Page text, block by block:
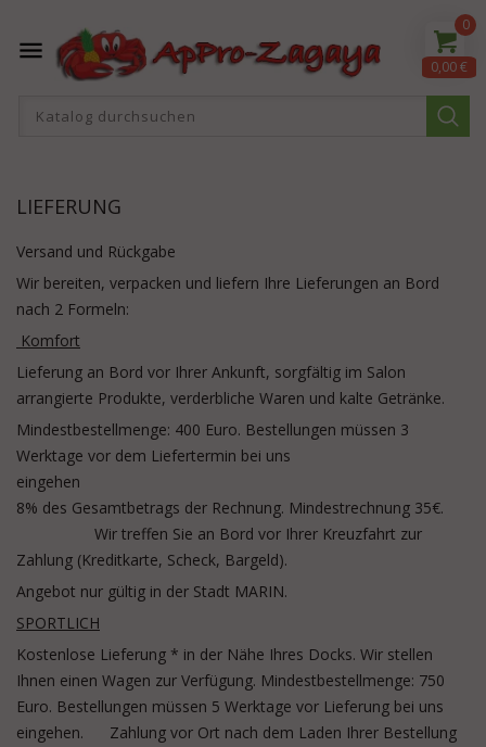

LIEFERUNG
Versand und Rückgabe
Wir bereiten, verpacken und liefern Ihre Lieferungen an Bord
nach 2 Formeln:
Komfort
Lieferung an Bord vor Ihrer Ankunft, sorgfältig im Salon
arrangierte Produkte, verderbliche Waren und kalte Getränke.
Mindestbestellmenge: 400 Euro. Bestellungen müssen 3
Werktage vor dem Liefertermin bei uns
eingehen
8% des Gesamtbetrags der Rechnung. Mindestrechnung 35€.
Wir treffen Sie an Bord vor Ihrer Kreuzfahrt zur
Zahlung (Kreditkarte, Scheck, Bargeld).
Angebot nur gültig in der Stadt MARIN.
SPORTLICH
Kostenlose Lieferung * in der Nähe Ihres Docks. Wir stellen
Ihnen einen Wagen zur Verfügung. Mindestbestellmenge: 750
Euro. Bestellungen müssen 5 Werktage vor Lieferung bei uns
eingehen.
Zahlung vor Ort nach dem Laden Ihrer Bestellung
0
0,00 €